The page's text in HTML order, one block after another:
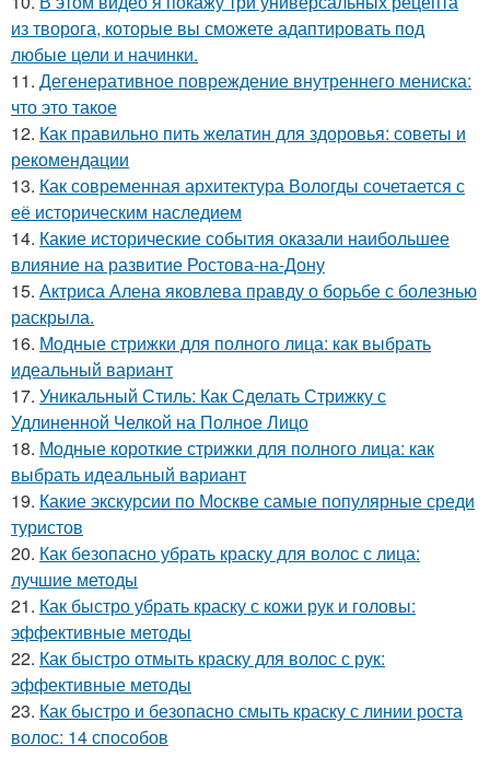
из творога, которые вы сможете адаптировать под
любые цели и начинки.
11. Дегенеративное повреждение внутреннего мениска:
что это такое
12. Как правильно пить желатин для здоровья: советы и
рекомендации
13. Как современная архитектура Вологды сочетается с
её историческим наследием
14. Какие исторические события оказали наибольшее
влияние на развитие Ростова-на-Дону
15. Актриса Алена яковлева правду о борьбе с болезнью
раскрыла.
16. Модные стрижки для полного лица: как выбрать
идеальный вариант
17. Уникальный Стиль: Как Сделать Стрижку с
Удлиненной Челкой на Полное Лицо
18. Модные короткие стрижки для полного лица: как
выбрать идеальный вариант
19. Какие экскурсии по Москве самые популярные среди
туристов
20. Как безопасно убрать краску для волос с лица:
лучшие методы
21. Как быстро убрать краску с кожи рук и головы:
эффективные методы
22. Как быстро отмыть краску для волос с рук:
эффективные методы
23. Как быстро и безопасно смыть краску с линии роста
волос: 14 способов